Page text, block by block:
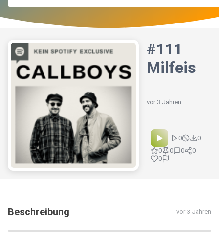
#111
Milfeis
vor 3 Jahren
0
0
0
0 0
0
0
Beschreibung vor 3 Jahren